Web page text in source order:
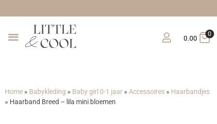
0.00
0
Home » Babykleding » Baby girl 0-1 jaar » Accessoires » Haarbandjes
» Haarband Breed – lila mini bloemen